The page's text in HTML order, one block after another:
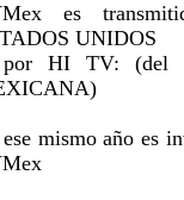
es
UNIDOS
HI TV: (del
mismo año es